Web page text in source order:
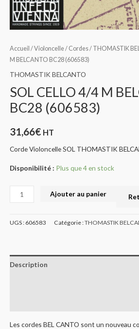
Accueil /Violoncelle/ Cordes/ THOMASTIK
M BELCANTO BC28 (606583)
THOMASTIK BELCANTO
SOL CELLO 4/4 M
BC28 (606583)
31,66€ HT
Corde Violoncelle SOL THOMASTIK
Disponibilité : Plus que 4 en stock
Ajouter au panier
UGS : 606583 Catégorie :THOMASTIK
Description
Les cordes BEL CANTO sont un nouveau